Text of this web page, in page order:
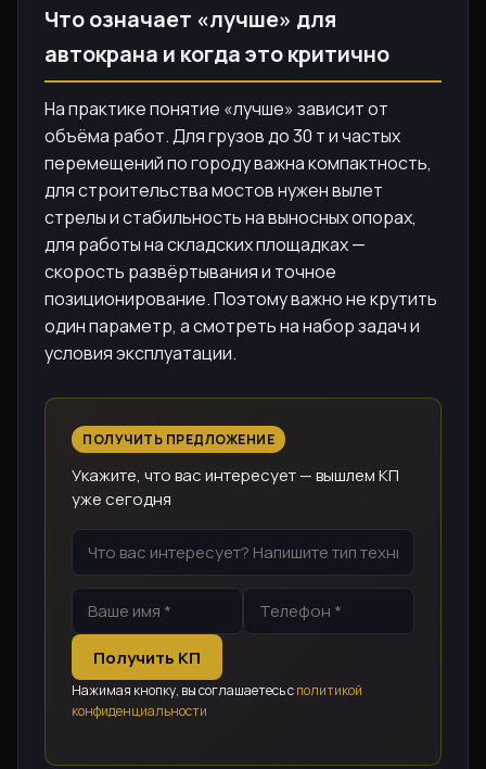
Что означает «лучше» для
автокрана и когда это критично
На практике понятие «лучше» зависит от
объёма работ. Для грузов до 30 т и частых
перемещений по городу важна компактность,
для строительства мостов нужен вылет
стрелы и стабильность на выносных опорах,
для работы на складских площадках —
скорость развёртывания и точное
позиционирование. Поэтому важно не крутить
один параметр, а смотреть на набор задач и
условия эксплуатации.
ПОЛУЧИТЬ ПРЕДЛОЖЕНИЕ
Укажите, что вас интересует — вышлем КП
уже сегодня
Получить КП
Нажимая кнопку, вы соглашаетесь сполитикой
конфиденциальности